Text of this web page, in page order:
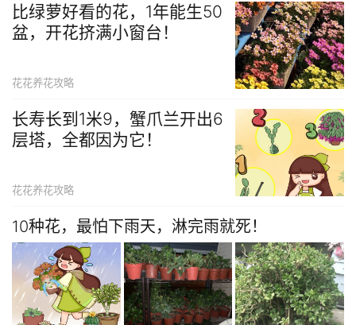
比绿萝好看的花，1年能生50
盆，开花挤满小窗台！
花花养花攻略
长寿长到1米9，蟹爪兰开出6
层塔，全都因为它！
花花养花攻略
10种花，最怕下雨天，淋完雨就死！